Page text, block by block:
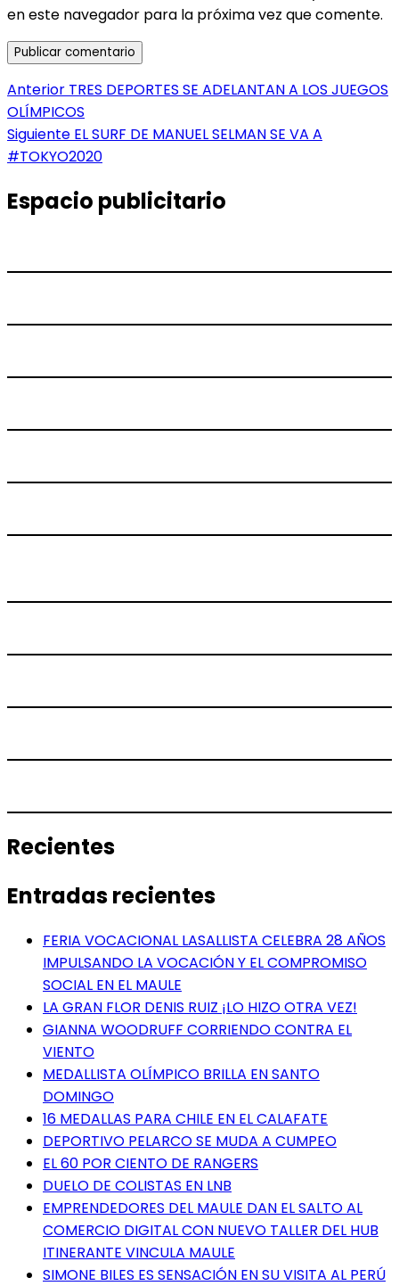
en este navegador para la próxima vez que comente.
Navegación
de
entradas
Anterior Entrada
anterior:
TRES DEPORTES SE ADELANTAN A LOS JUEGOS
OLÍMPICOS
Siguiente Entrada
siguiente:
EL SURF DE MANUEL SELMAN SE VA A
#TOKYO2020
Espacio publicitario
Recientes
Entradas recientes
FERIA VOCACIONAL LASALLISTA CELEBRA 28 AÑOS
IMPULSANDO LA VOCACIÓN Y EL COMPROMISO
SOCIAL EN EL MAULE
LA GRAN FLOR DENIS RUIZ ¡LO HIZO OTRA VEZ!
GIANNA WOODRUFF CORRIENDO CONTRA EL
VIENTO
MEDALLISTA OLÍMPICO BRILLA EN SANTO
DOMINGO
16 MEDALLAS PARA CHILE EN EL CALAFATE
DEPORTIVO PELARCO SE MUDA A CUMPEO
EL 60 POR CIENTO DE RANGERS
DUELO DE COLISTAS EN LNB
EMPRENDEDORES DEL MAULE DAN EL SALTO AL
COMERCIO DIGITAL CON NUEVO TALLER DEL HUB
ITINERANTE VINCULA MAULE
SIMONE BILES ES SENSACIÓN EN SU VISITA AL PERÚ